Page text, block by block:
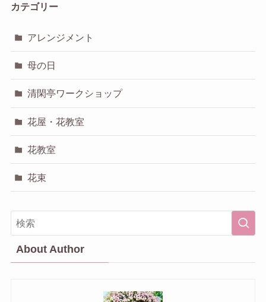
カテゴリー
アレンジメント
母の日
清閑亭ワークショップ
花屋・花教室
花教室
花束
About Author